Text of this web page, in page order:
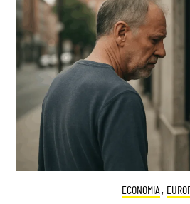
ECONOMIA ,